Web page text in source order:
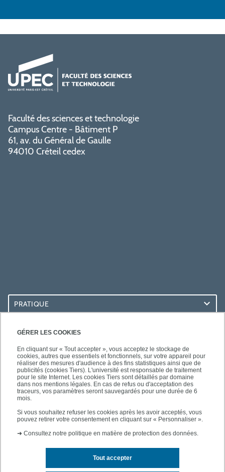
GÉRER LES COOKIES
En cliquant sur « Tout accepter », vous acceptez le stockage de
cookies, autres que essentiels et fonctionnels, sur votre appareil pour
réaliser des mesures d'audience à des fins statistiques ainsi que de
publicités (cookies Tiers). L'université est responsable de traitement
pour le site Internet. Les cookies Tiers sont détaillés par domaine
dans nos mentions légales. En cas de refus ou d'acceptation des
traceurs, vos paramètres seront sauvegardés pour une durée de 6
mois.
Si vous souhaitez refuser les cookies après les avoir acceptés, vous
pouvez retirer votre consentement en cliquant sur « Personnaliser ».
➜ Consultez notre politique en matière de protection des données.
Tout accepter
Faculté des sciences et technologie
Campus Centre - Bâtiment P
61, av. du Général de Gaulle
94010 Créteil cedex
PRATIQUE
ACCÈS RAPIDES
SUIVEZ-NOUS
Mentions légales